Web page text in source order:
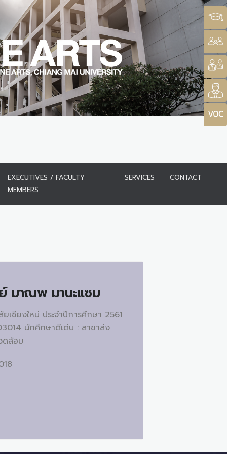
EXECUTIVES / FACULTY
MEMBERS
SERVICES CONTACT
มาณพ มานะแซม
เชียงใหม่ ประจำปีการศึกษา 2561
นักศึกษาดีเด่น : สาขาส่ง
ดล้อม